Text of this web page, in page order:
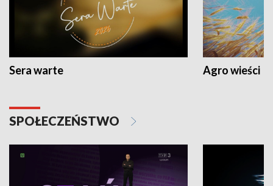
Sera warte Agro wieści
SPOŁECZEŃSTWO